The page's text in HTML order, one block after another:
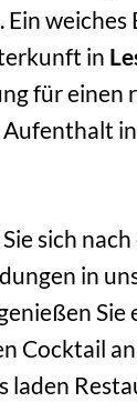
Ein
in
für einen
sich
in
Sie
Cocktail
laden